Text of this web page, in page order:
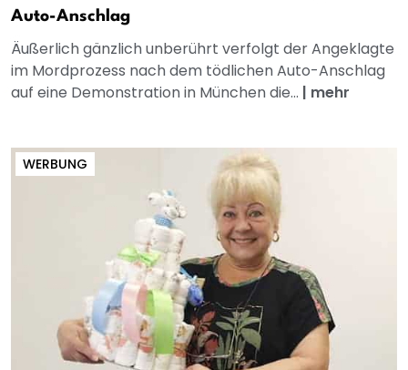
Auto-Anschlag
Äußerlich gänzlich unberührt verfolgt der Angeklagte
im Mordprozess nach dem tödlichen Auto-Anschlag
auf eine Demonstration in München die... | mehr
WERBUNG